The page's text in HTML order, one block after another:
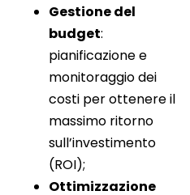
Gestione del
budget:
pianificazione e
monitoraggio dei
costi per ottenere il
massimo ritorno
sull’investimento
(ROI);
Ottimizzazione